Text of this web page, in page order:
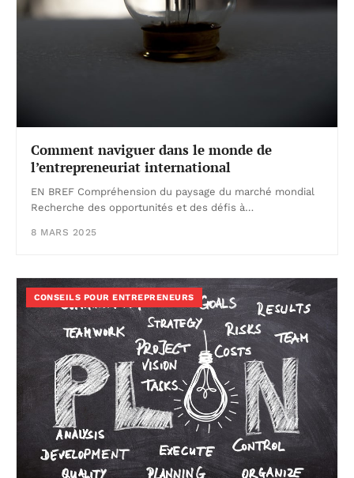
Comment naviguer dans le monde de
l’entrepreneuriat international
EN BREF Compréhension du paysage du marché mondial
Recherche des opportunités et des défis à…
8 MARS 2025
CONSEILS POUR ENTREPRENEURS